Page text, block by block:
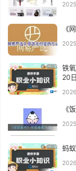
《
铁
20
《
蚂